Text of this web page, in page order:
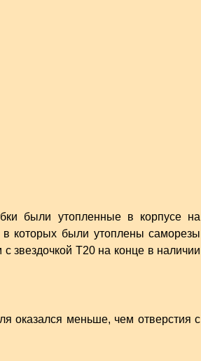
были утопленные в корпусе на
в которых были утоплены саморезы
звездочкой Т20 на конце в наличии
оказался меньше, чем отверстия с